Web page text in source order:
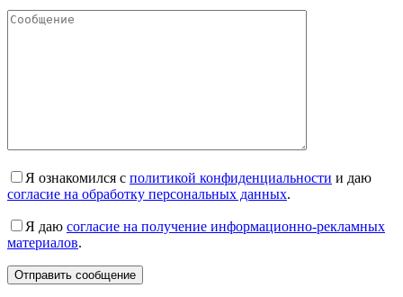
Я ознакомился с политикой конфиденциальности и даю
согласие на обработку персональных данных.
Я даю согласие на получение информационно-рекламных
материалов.